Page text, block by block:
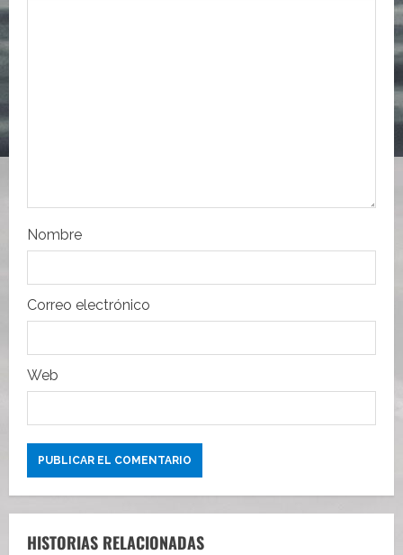
t
r
a
d
a
s
Nombre
Correo electrónico
Web
HISTORIAS RELACIONADAS